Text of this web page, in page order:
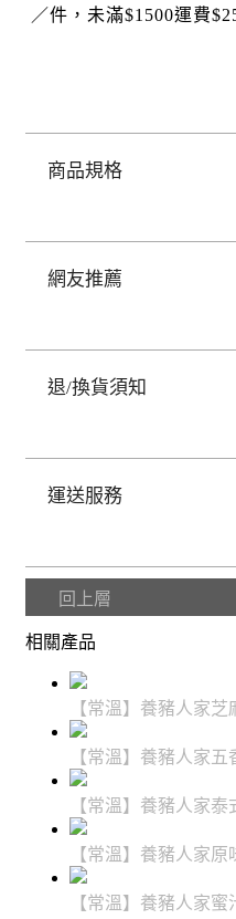
／件，未滿$1500運費
商品規格
網友推薦
退/換貨須知
運送服務
回上層
相關產品
【常溫】養豬人家
【常溫】養豬人家五
【常溫】養豬人家
【常溫】養豬人家原
【常溫】養豬人家蜜